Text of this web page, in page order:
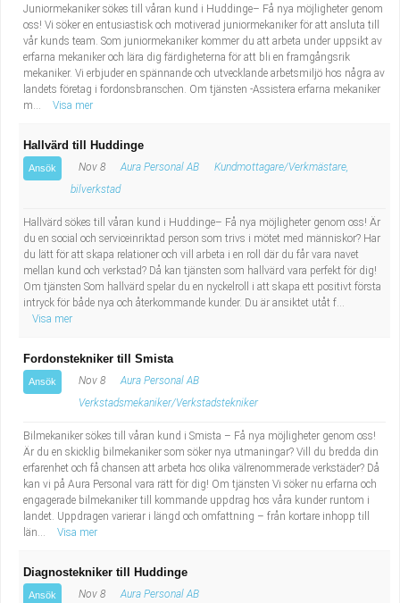
Juniormekaniker sökes till våran kund i Huddinge– Få nya möjligheter genom
oss! Vi söker en entusiastisk och motiverad juniormekaniker för att ansluta till
vår kunds team. Som juniormekaniker kommer du att arbeta under uppsikt av
erfarna mekaniker och lära dig färdigheterna för att bli en framgångsrik
mekaniker. Vi erbjuder en spännande och utvecklande arbetsmiljö hos några av
landets företag i fordonsbranschen. Om tjänsten -Assistera erfarna mekaniker
m...
Visa mer
Hallvärd till Huddinge
Ansök Nov 8 Aura Personal AB
Kundmottagare/Verkmästare,
bilverkstad
Hallvärd sökes till våran kund i Huddinge– Få nya möjligheter genom oss! Är
du en social och serviceinriktad person som trivs i mötet med människor? Har
du lätt för att skapa relationer och vill arbeta i en roll där du får vara navet
mellan kund och verkstad? Då kan tjänsten som hallvärd vara perfekt för dig!
Om tjänsten Som hallvärd spelar du en nyckelroll i att skapa ett positivt första
intryck för både nya och återkommande kunder. Du är ansiktet utåt f...
Visa mer
Fordonstekniker till Smista
Ansök Nov 8
Aura Personal AB
Verkstadsmekaniker/Verkstadstekniker
Bilmekaniker sökes till våran kund i Smista – Få nya möjligheter genom oss!
Är du en skicklig bilmekaniker som söker nya utmaningar? Vill du bredda din
erfarenhet och få chansen att arbeta hos olika välrenommerade verkstäder? Då
kan vi på Aura Personal vara rätt för dig! Om tjänsten Vi söker nu erfarna och
engagerade bilmekaniker till kommande uppdrag hos våra kunder runtom i
landet. Uppdragen varierar i längd och omfattning – från kortare inhopp till
län...
Visa mer
Diagnostekniker till Huddinge
Ansök Nov 8
Aura Personal AB